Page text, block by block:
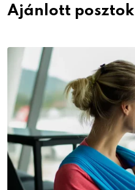
Ajánlott posztok